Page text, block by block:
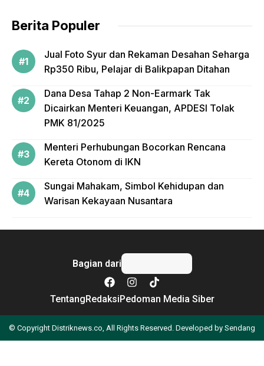
k
Berita Populer
Jual Foto Syur dan Rekaman Desahan Seharga
Rp350 Ribu, Pelajar di Balikpapan Ditahan
Dana Desa Tahap 2 Non-Earmark Tak
Dicairkan Menteri Keuangan, APDESI Tolak
PMK 81/2025
Menteri Perhubungan Bocorkan Rencana
Kereta Otonom di IKN
Sungai Mahakam, Simbol Kehidupan dan
Warisan Kekayaan Nusantara
Bagian dari
TentangRedaksiPedoman Media Siber
© Copyright Distriknews.co, All Rights Reserved. Developed by Sendang